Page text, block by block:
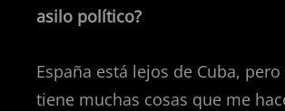
asilo político?
España está lejos de Cuba,
tiene muchas cosas que me